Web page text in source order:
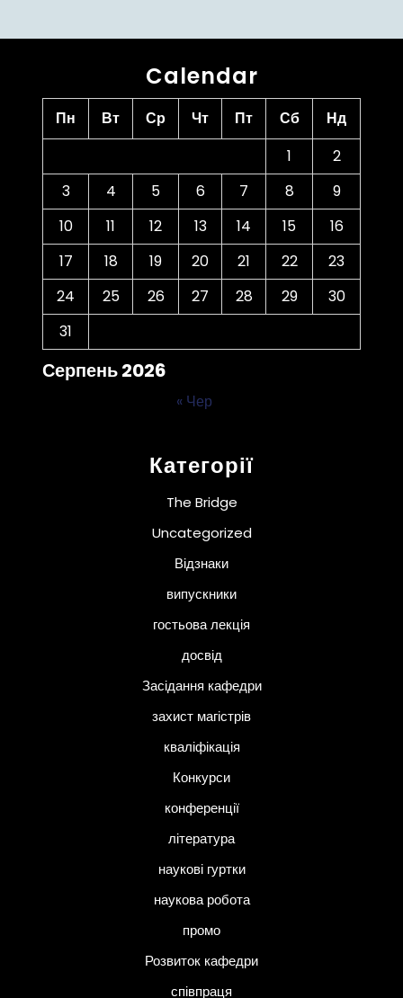
Calendar
Серпень 2026
Пн Вт Ср Чт Пт Сб
Нд
1
2
3
4 5 6 7 8
9
10
11 12 13 14 15
16
17
18 19 20 21 22
23
24
25 26 27 28 29
30
31
« Чер
Категорії
The Bridge
Uncategorized
Відзнаки
випускники
гостьова лекція
досвід
Засідання кафедри
захист магістрів
кваліфікація
Конкурси
конференції
література
наукові гуртки
наукова робота
промо
Розвиток кафедри
співпраця